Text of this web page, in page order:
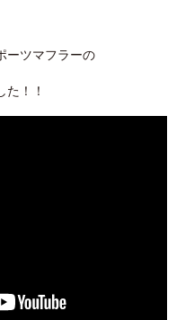
ーツマフラーの
！！